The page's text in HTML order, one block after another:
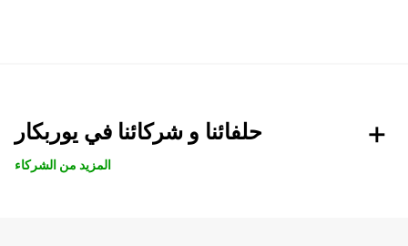
حلفائنا و شركائنا في يوربكار
المزيد من الشركاء